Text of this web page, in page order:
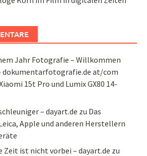
Jahr Fotografie – Willkommen
dokumentarfotografie.de at/com
15t Pro und Lumix GX80 14-
– dayart.de zu Das
Apple und anderen Herstellern
Zeit ist nicht vorbei – dayart.de zu